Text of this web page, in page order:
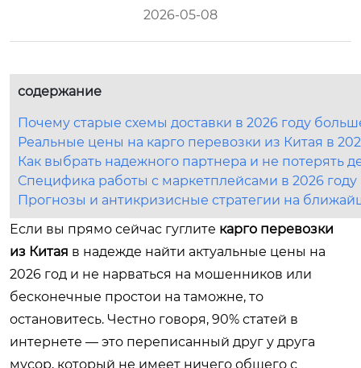
2026-05-08
содержание
Почему старые схемы доставки в 2026 году
Реальные цены на карго перевозки из Китая в
Как выбрать надежного партнера и не потерять
Специфика работы с маркетплейсами в 2026 году
Прогнозы и антикризисные стратегии на
Если вы прямо сейчас гуглите карго перевозки
из Китая в надежде найти актуальные цены на
2026 год и не нарваться на мошенников или
бесконечные простои на таможне, то
остановитесь. Честно говоря, 90% статей в
интернете — это переписанный друг у друга
мусор, который не имеет ничего общего с